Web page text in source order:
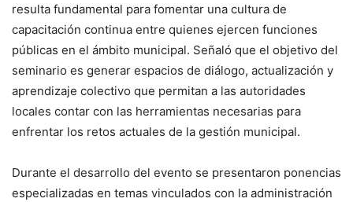
resulta fundamental para fomentar una cultura de
capacitación continua entre quienes ejercen funciones
públicas en el ámbito municipal. Señaló que el objetivo del
seminario es generar espacios de diálogo, actualización y
aprendizaje colectivo que permitan a las autoridades
locales contar con las herramientas necesarias para
enfrentar los retos actuales de la gestión municipal.
Durante el desarrollo del evento se presentaron ponencias
especializadas en temas vinculados con la administración